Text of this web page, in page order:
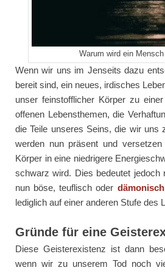
Warum wird ein
Wenn wir uns im Jenseits dazu
bereit sind, ein neues, irdisches
unser feinstofflicher Körper zu
offenen Lebensthemen, die
die Teile unseres Seins, die wir uns
werden nun präsent und versetzen
Körper in eine niedrigere
schwarz wird. Dies bedeutet jedoch
nun böse, teuflisch oder dämonisch
lediglich auf einer anderen Stufe des
Gründe für eine
Diese Geisterexistenz ist dann
wenn wir zu unserem Tod noch